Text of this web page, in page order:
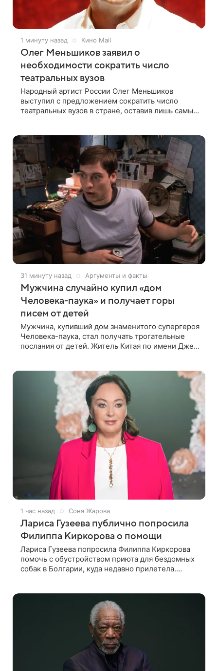
1 минуту назад Кино Mail
Олег Меньшиков заявил о
необходимости сократить число
театральных вузов
Народный артист России Олег Меньшиков
выступил с предложением сократить число
театральных вузов в стране, оставив лишь самые
31 минуту назад Аргументы и факты
Мужчина случайно купил «дом
Человека-паука» и получает горы
писем от детей
Мужчина, купивший дом знаменитого супергероя
Человека-паука, стал получать трогательные
послания от детей. Житель Китая по имени Джек
1 час назад Соня Жарова
Лариса Гузеева публично попросила
Филиппа Киркорова о помощи
Лариса Гузеева попросила Филиппа Киркорова
помочь с обустройством приюта для бездомных
собак в Болгарии, куда недавно прилетела.